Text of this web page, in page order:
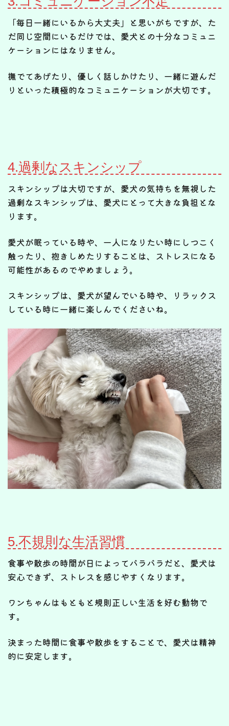
「毎日一緒にいるから大丈夫」と思いがちですが、た
だ同じ空間にいるだけでは、愛犬との十分なコミュニ
ケーションにはなりません。
撫でてあげたり、優しく話しかけたり、一緒に遊んだ
りといった積極的なコミュニケーションが大切です。
4.過剰なスキンシップ
スキンシップは大切ですが、愛犬の気持ちを無視した
過剰なスキンシップは、愛犬にとって大きな負担とな
ります。
愛犬が眠っている時や、一人になりたい時にしつこく
触ったり、抱きしめたりすることは、ストレスになる
可能性があるのでやめましょう。
スキンシップは、愛犬が望んでいる時や、リラックス
している時に一緒に楽しんでくださいね。
5.不規則な生活習慣
食事や散歩の時間が日によってバラバラだと、愛犬は
安心できず、ストレスを感じやすくなります。
ワンちゃんはもともと規則正しい生活を好む動物で
す。
決まった時間に食事や散歩をすることで、愛犬は精神
的に安定します。